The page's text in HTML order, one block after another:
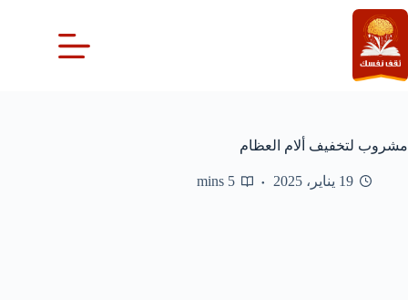
التجاوز
إلى
المحتوى
مشروب لتخفيف ألام العظام
19 يناير، 2025 5 mins